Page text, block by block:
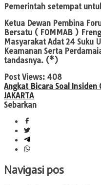
Pemerintah setempat
Ketua Dewan Pembina
Bersatu ( FOMMAB )
Masyarakat Adat 24 Suku
Keamanan Serta
tandasnya. (*)
Post Views: 408
Angkat Bicara Soal Insiden
JAKARTA
Sebarkan
Navigasi pos